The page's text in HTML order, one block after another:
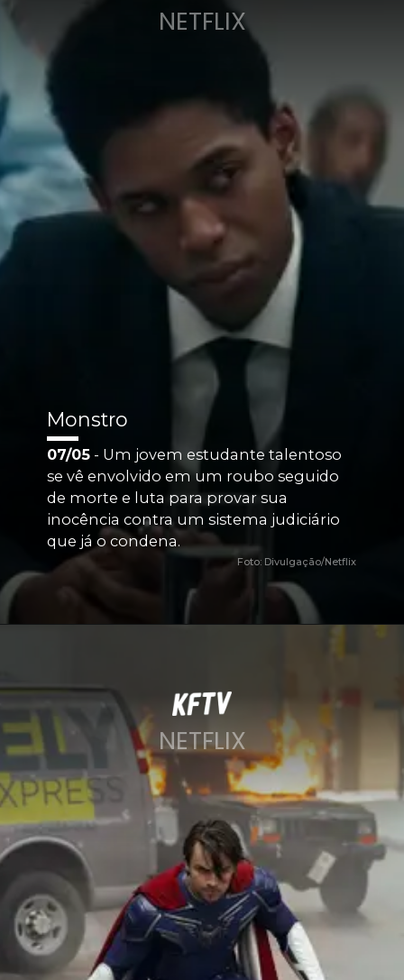
Monstro
07/05 - Um jovem estudante talentoso
se vê envolvido em um roubo seguido
de morte e luta para provar sua
inocência contra um sistema judiciário
que já o condena.
Foto: Divulgação/Netflix
NETFLIX
NETFLIX